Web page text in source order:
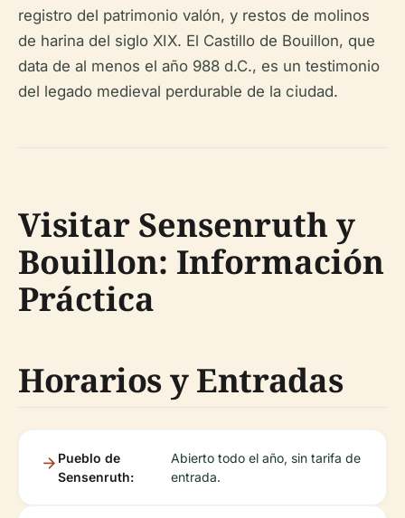
registro del patrimonio valón, y restos de molinos
de harina del siglo XIX. El Castillo de Bouillon, que
data de al menos el año 988 d.C., es un testimonio
del legado medieval perdurable de la ciudad.
Visitar Sensenruth y
Bouillon: Información
Práctica
Horarios y Entradas
Pueblo de
Sensenruth:
Abierto todo el año, sin tarifa de
entrada.